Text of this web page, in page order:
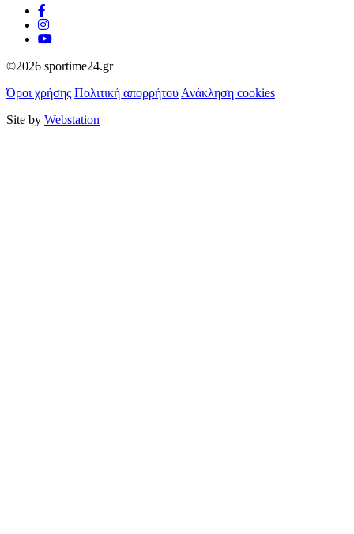
©2026 sportime24.gr
Όροι χρήσης Πολιτική απορρήτου Ανάκληση cookies
Site by Webstation